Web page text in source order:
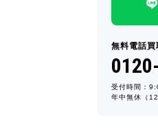
無料電話買
受付時間：
年中無休（